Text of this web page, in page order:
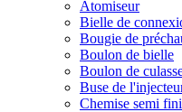
Atomiseur
Bielle de
Bougie de
Boulon de bielle
Boulon de
Buse de
Chemise semi